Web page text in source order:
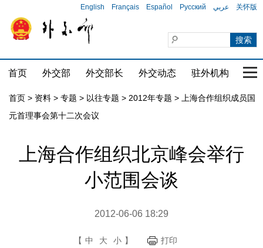
English Français Español Русский عربي 关怀版
首页 外交部 外交部长 外交动态 驻外机构 国
首页 > 资料 > 专题 > 以往专题 > 2012年专题 >
上海合作组织成员国
元首理事会第十二次会议
上海合作组织北京峰会举行
小范围会谈
2012-06-06 18:29
【 中 大 小 】 打印